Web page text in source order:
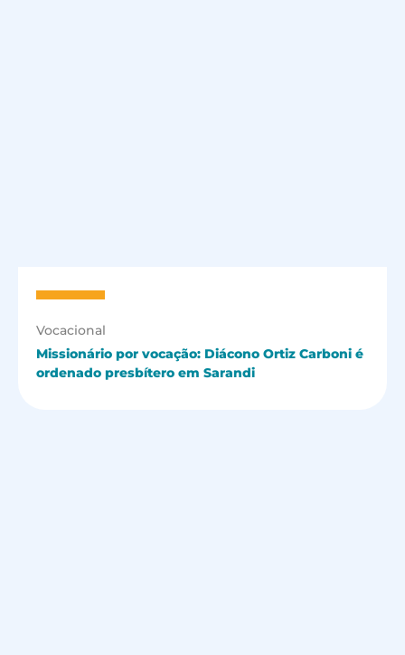
Vocacional
Missionário por vocação: Diácono Ortiz Carboni é
ordenado presbítero em Sarandi